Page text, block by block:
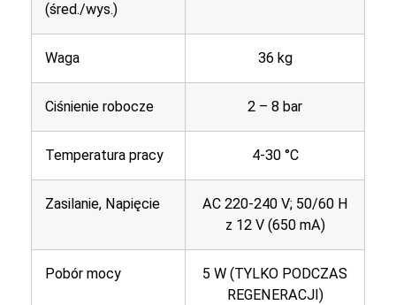
(śred./wys.)
Waga 36 kg
Ciśnienie robocze 2 – 8 bar
Temperatura pracy 4-30 °C
Zasilanie, Napięcie
AC 220-240 V; 50/60 H
z 12 V (650 mA)
Pobór mocy
5 W (TYLKO PODCZAS
REGENERACJI)